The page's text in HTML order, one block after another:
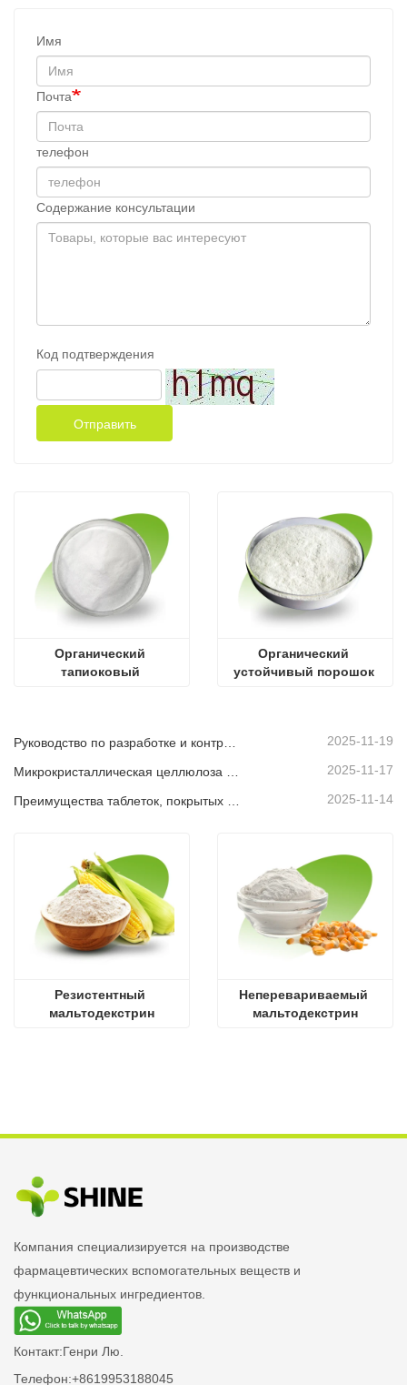
Имя
Почта
телефон
Содержание консультации
Код подтверждения
Отправить
Органический
тапиоковый
Органический
устойчивый порошок
2025-11-19
2025-11-17
Преимущества таблеток, покрытых пленочной оболочкой 2025-11-14
Резистентный
мальтодекстрин
Неперевариваемый
мальтодекстрин
Компания специализируется на производстве
фармацевтических вспомогательных веществ и
функциональных ингредиентов.
Контакт:Генри Лю.
Телефон:+8619953188045